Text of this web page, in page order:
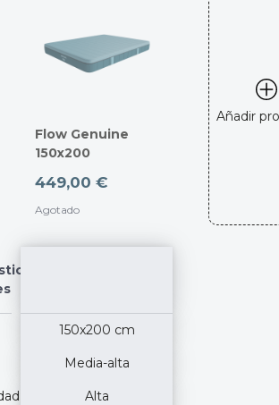
Flow Genuine
150x200
449,00 €
Agotado
Añadir
150x200 cm
Media-alta
Alta